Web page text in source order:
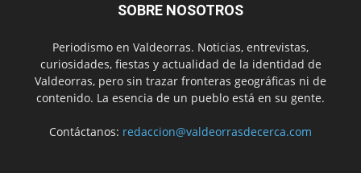
SOBRE NOSOTROS
Periodismo en Valdeorras. Noticias, entrevistas,
curiosidades, fiestas y actualidad de la identidad de
Valdeorras, pero sin trazar fronteras geográficas ni de
contenido. La esencia de un pueblo está en su gente.
Contáctanos: redaccion@valdeorrasdecerca.com